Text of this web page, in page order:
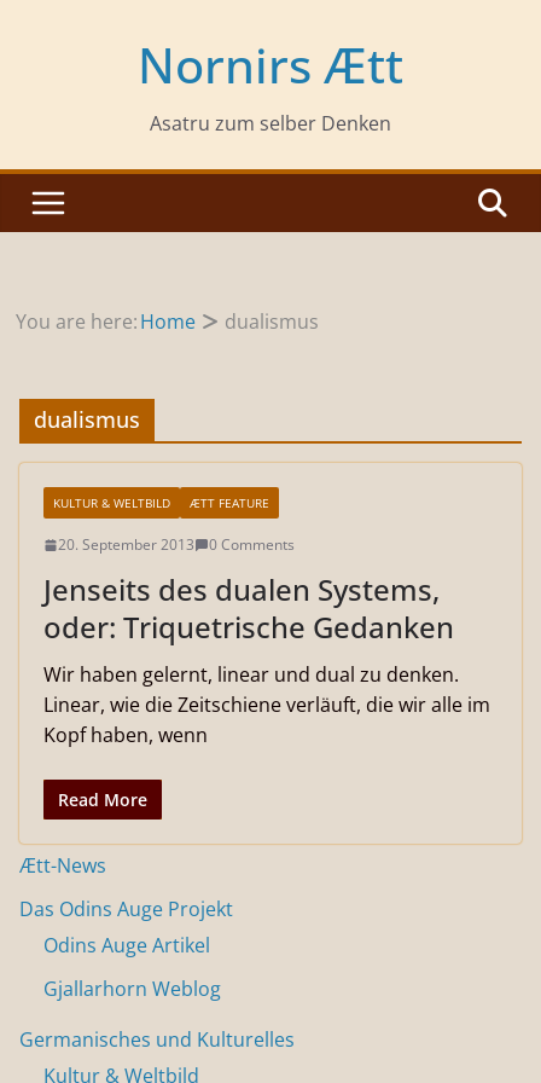
Nornirs Ætt
Asatru zum selber Denken
You are here:Home dualismus
dualismus
KULTUR & WELTBILD ÆTT FEATURE
20. September 2013 0 Comments
Jenseits des dualen Systems,
oder: Triquetrische Gedanken
Wir haben gelernt, linear und dual zu denken.
Linear, wie die Zeitschiene verläuft, die wir alle im
Kopf haben, wenn
Read More
Ætt-News
Das Odins Auge Projekt
Odins Auge Artikel
Gjallarhorn Weblog
Germanisches und Kulturelles
Kultur & Weltbild